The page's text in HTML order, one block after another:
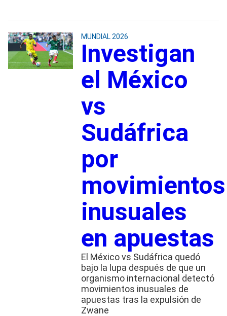
MUNDIAL 2026
Investigan
el México
vs
Sudáfrica
por
movimientos
inusuales
en apuestas
El México vs Sudáfrica quedó
bajo la lupa después de que un
organismo internacional detectó
movimientos inusuales de
apuestas tras la expulsión de
Zwane